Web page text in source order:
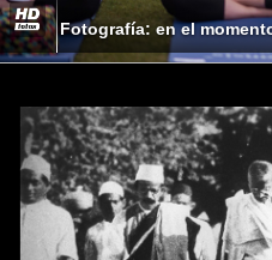
Fotografía: en el